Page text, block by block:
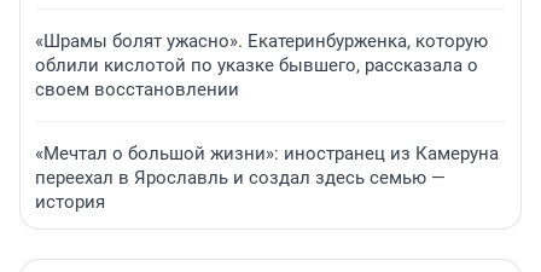
«Шрамы болят ужасно». Екатеринбурженка, которую
облили кислотой по указке бывшего, рассказала о
своем восстановлении
«Мечтал о большой жизни»: иностранец из Камеруна
переехал в Ярославль и создал здесь семью —
история